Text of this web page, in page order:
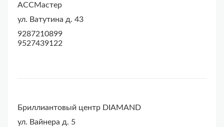
АССМастер
ул. Ватутина д. 43
9287210899
9527439122
Бриллиантовый центр DIAMAND
ул. Вайнера д. 5